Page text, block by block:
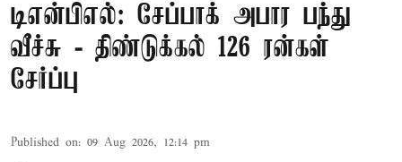
டிஎன்பிஎல்: சேப்பாக் அபார பந்து
வீச்சு - திண்டுக்கல் 126 ரன்கள்
சேர்ப்பு
Published on: 09 Aug 2026, 12:14 pm